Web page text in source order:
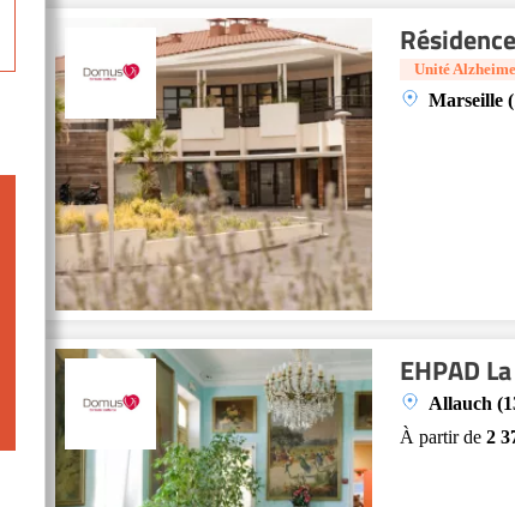
Unité
Marseille
EHPAD
Allauch
À partir de 2